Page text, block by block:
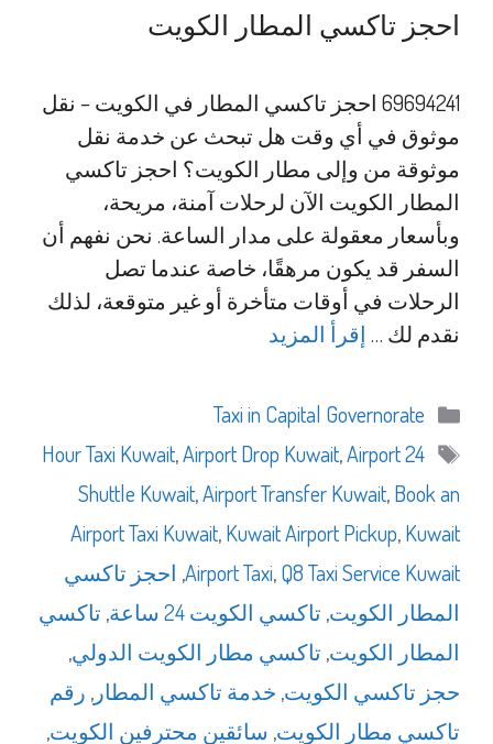
احجز تاكسي المطار الكويت
69694241 احجز تاكسي المطار في الكويت – نقل
موثوق في أي وقت هل تبحث عن خدمة نقل
موثوقة من وإلى مطار الكويت؟ احجز تاكسي
المطار الكويت الآن لرحلات آمنة، مريحة،
وبأسعار معقولة على مدار الساعة. نحن نفهم أن
السفر قد يكون مرهقًا، خاصة عندما تصل
الرحلات في أوقات متأخرة أو غير متوقعة، لذلك
نقدم لك … إقرأ المزيد
التصنيفات
Taxi in Capital Governorate
الوسوم
24 Hour Taxi Kuwait
,Airport Drop Kuwait,Airport
Shuttle Kuwait,Airport Transfer Kuwait,Book an
Airport Taxi Kuwait,Kuwait Airport Pickup,Kuwait
Airport Taxi,Q8 Taxi Service Kuwait
, احجز تاكسي
المطار الكويت, تاكسي الكويت 24 ساعة , تاكسي
المطار الكويت, تاكسي مطار الكويت الدولي,
حجز تاكسي الكويت, خدمة تاكسي المطار , رقم
تاكسي مطار الكويت, سائقين محترفين الكويت,